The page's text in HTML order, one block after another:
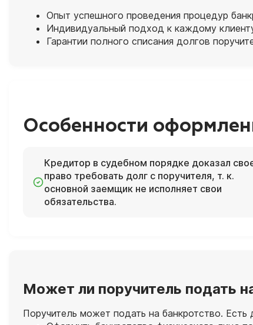
Опыт успешного проведения процедур
Индивидуальный подход к каждому
Гарантии полного списания долгов
Особенности
Кредитор в судебном порядке доказал
право требовать долг с поручителя, т. к.
основной заемщик не исполняет свои
обязательства.
Может ли поручитель подать
Поручитель может подать на банкротство. Есть